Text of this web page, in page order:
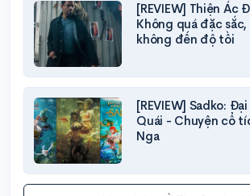
[REVIEW] Thiện Ác
Không quá đặc
không đến độ tồi
[REVIEW] Sadko:
Quái - Chuyện cổ
Nga